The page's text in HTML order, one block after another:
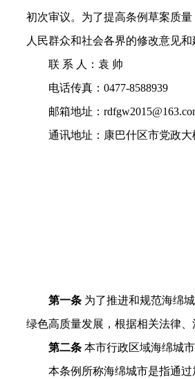
初次审议。为了提高条例草案质
人民群众和社会各界的修改意见
联 系 人：袁 帅
电话传真：0477-8588939
邮箱地址：
通讯地址：康巴什区市党政大
第一条为了推进和规范海绵
绿色高质量发展，根据相关法律
第二条本市行政区域海绵城
本条例所称海绵城市是指通